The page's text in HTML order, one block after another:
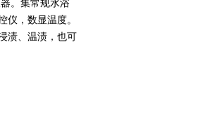
。集常规水浴
仪，数显温度。
渍、温渍，也可